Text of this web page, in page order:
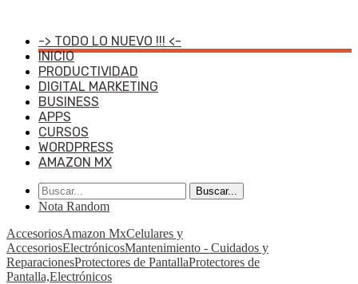
-> TODO LO NUEVO !!! <-
INICIO
PRODUCTIVIDAD
DIGITAL MARKETING
BUSINESS
APPS
CURSOS
WORDPRESS
AMAZON MX
Buscar...
Nota Random
AccesoriosAmazon MxCelulares y
AccesoriosElectrónicosMantenimiento - Cuidados y
ReparacionesProtectores de PantallaProtectores de
Pantalla,Electrónicos